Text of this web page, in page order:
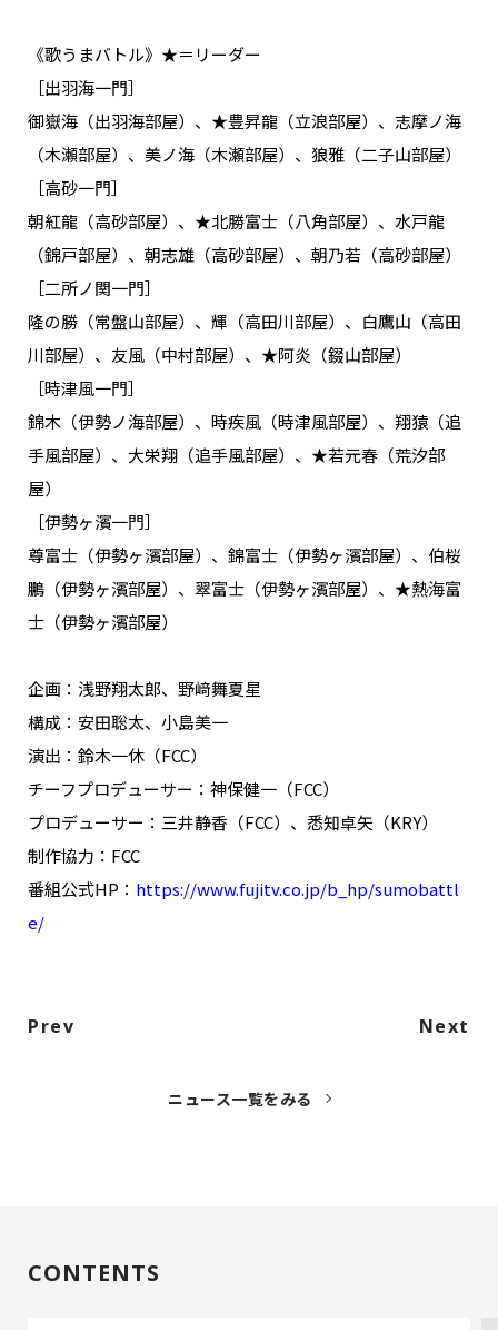
《歌うまバトル》★＝リーダー
［出羽海一門］
御嶽海（出羽海部屋）、★豊昇龍（立浪部屋）、志摩ノ海
（木瀬部屋）、美ノ海（木瀬部屋）、狼雅（二子山部屋）
［高砂一門］
朝紅龍（高砂部屋）、★北勝富士（八角部屋）、水戸龍
（錦戸部屋）、朝志雄（高砂部屋）、朝乃若（高砂部屋）
［二所ノ関一門］
隆の勝（常盤山部屋）、輝（高田川部屋）、白鷹山（高田
川部屋）、友風（中村部屋）、★阿炎（錣山部屋）
［時津風一門］
錦木（伊勢ノ海部屋）、時疾風（時津風部屋）、翔猿（追
手風部屋）、大栄翔（追手風部屋）、★若元春（荒汐部
屋）
［伊勢ヶ濱一門］
尊富士（伊勢ヶ濱部屋）、錦富士（伊勢ヶ濱部屋）、伯桜
鵬（伊勢ヶ濱部屋）、翠富士（伊勢ヶ濱部屋）、★熱海富
士（伊勢ヶ濱部屋）
企画：浅野翔太郎、野﨑舞夏星
構成：安田聡太、小島美一
演出：鈴木一休（FCC）
チーフプロデューサー：神保健一（FCC）
プロデューサー：三井静香（FCC）、悉知卓矢（KRY）
制作協力：FCC
番組公式HP： https://www.fujitv.co.jp/b_hp/sumobattl
e/
Prev Next
ニュース一覧をみる
CONTENTS